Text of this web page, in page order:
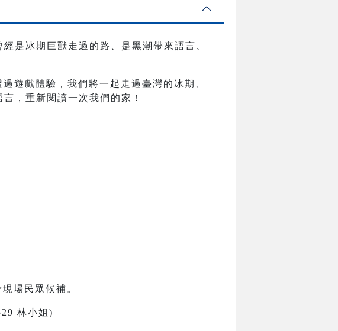
是冰期巨獸走過的路、是黑潮帶來語言、
遊戲體驗，我們將一起走過臺灣的冰期、
，重新閱讀一次我們的家！
場民眾候補。
林小姐)